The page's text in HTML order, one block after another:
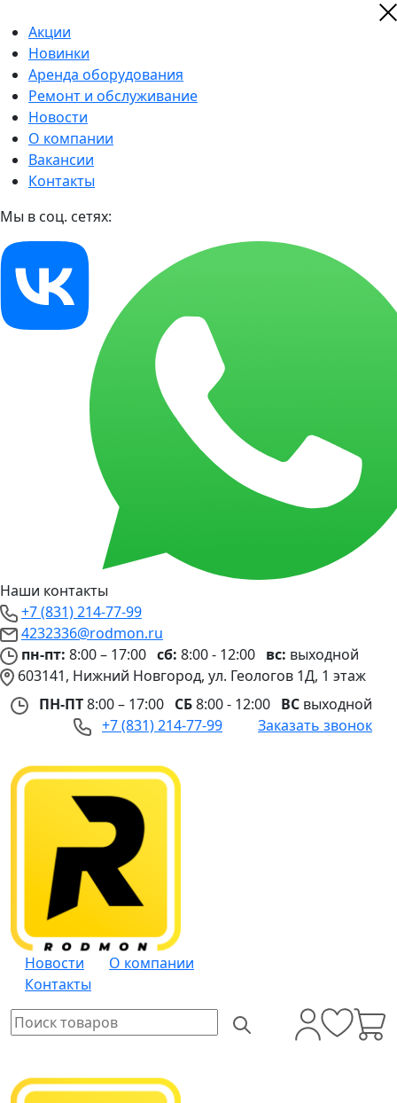
Акции
Новинки
Аренда оборудования
Ремонт и обслуживание
Новости
О компании
Вакансии
Контакты
Мы в соц. сетях:
Наши контакты
+7 (831) 214-77-99
4232336@rodmon.ru
пн-пт: 8:00 – 17:00 сб: 8:00 - 12:00 вс: выходной
603141, Нижний Новгород, ул. Геологов 1Д, 1 этаж
ПН-ПТ8:00 – 17:00 СБ8:00 - 12:00 ВС выходной
+7 (831) 214-77-99
Заказать звонок
Новости
О компании
Контакты